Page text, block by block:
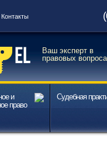
Контакты
Ваш эксперт в
правовых
и
право
Судебная